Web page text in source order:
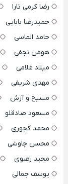
رضا کرمی تارا
حمیدرضا بابایی
حامد الماسی
هومن نجفی
میلاد غلامی
مهدی شریفی
مسیح و آرش
مسعود صادقلو
محمد کجوری
محسن چاوشی
مجید رضوی
یوسف جمالی